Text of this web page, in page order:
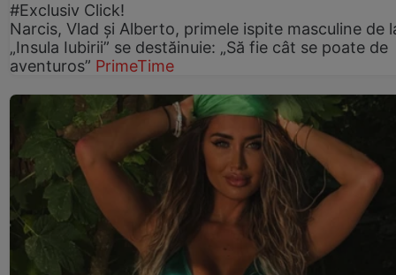
#Exclusiv Click!
Narcis, Vlad și Alberto, primele ispite masculine de
„Insula Iubirii” se destăinuie: „Să fie cât se poate de
aventuros” PrimeTime